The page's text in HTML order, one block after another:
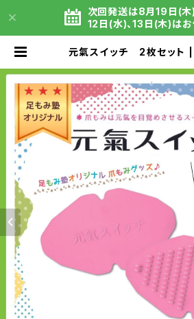
次回発送は8月19日(木
12日(水)、13日(木)はお
元氣スイッチ 2枚セット